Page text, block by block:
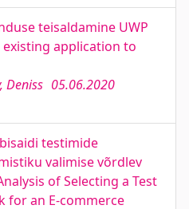
teisaldamine UWP
application to
Deniss 05.06.2020
testimide
valimise võrdlev
of Selecting a Test
for an E-commerce